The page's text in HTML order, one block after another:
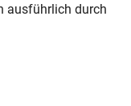
ausführlich durch